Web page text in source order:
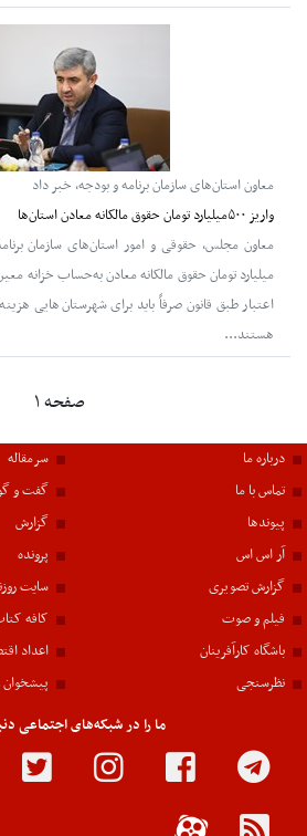
معاون استان‌های سازمان برنامه و بودجه، خبر داد
واریز ۵۰۰میلیارد تومان حقوق مالکانه معادن استان‌ها
میلیارد تومان حقوق مالکانه معادن به‌حساب خزانه
اعتبار طبق قانون صرفاً باید برای شهرستان‌هایی
هستند...
صفحه ۱
درباره ما
تماس با ما
پیوندها
آر اس اس
سرمقاله
گفت و
گزارش
پرونده
گزارش تصویری
فیلم و صوت
باشگاه کارآفرینان
نظرسنجی
سایت
کافه
اعداد
پیشخوان
ما را در شبکه‌های اجتماعی